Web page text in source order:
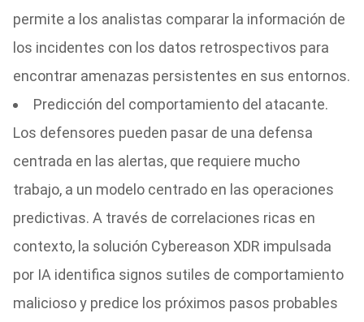
permite a los analistas comparar la información de
los incidentes con los datos retrospectivos para
encontrar amenazas persistentes en sus entornos.
Predicción del comportamiento del atacante.
Los defensores pueden pasar de una defensa
centrada en las alertas, que requiere mucho
trabajo, a un modelo centrado en las operaciones
predictivas. A través de correlaciones ricas en
contexto, la solución Cybereason XDR impulsada
por IA identifica signos sutiles de comportamiento
malicioso y predice los próximos pasos probables